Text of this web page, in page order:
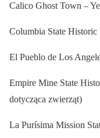
Calico Ghost Town –
Columbia State
El Pueblo de Los
Empire Mine State
dotycząca zwierząt)
La Purísima Mission